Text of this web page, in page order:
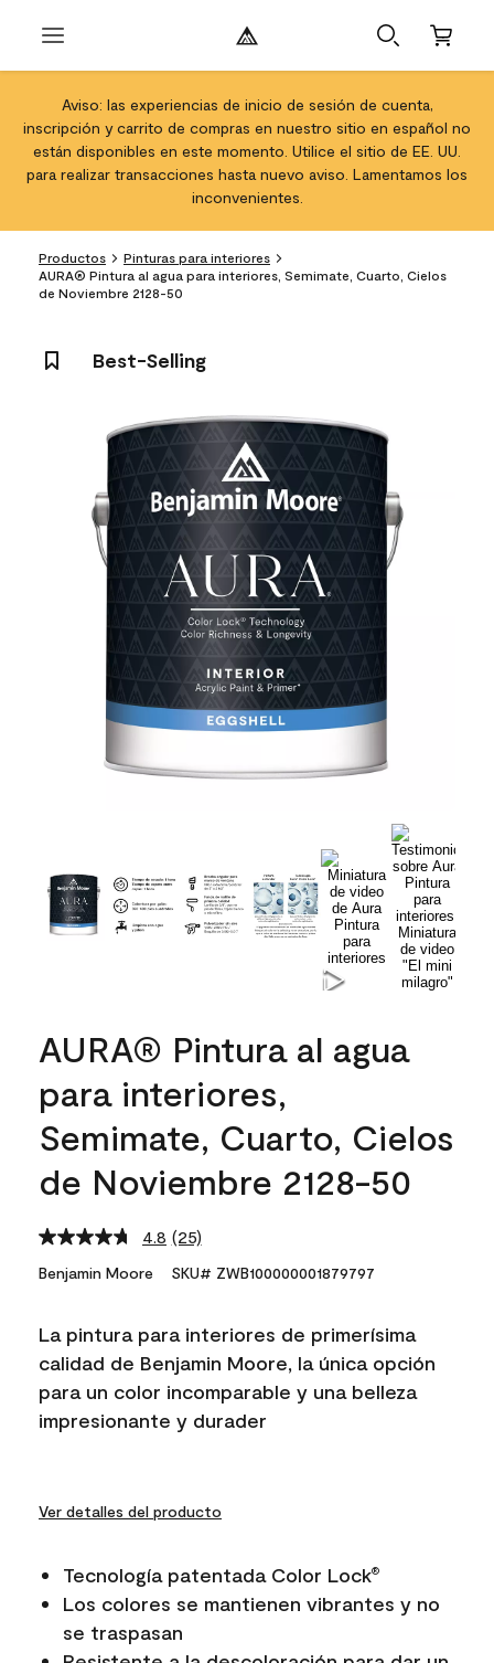
Aviso: las experiencias de inicio de sesión de cuenta,
inscripción y carrito de compras en nuestro sitio en español no
están disponibles en este momento. Utilice el sitio de EE. UU.
para realizar transacciones hasta nuevo aviso. Lamentamos los
inconvenientes.
Productos
Pinturas para interiores
AURA® Pintura al agua para interiores, Semimate, Cuarto, Cielos
de Noviembre 2128-50
Best-Selling
AURA® Pintura al agua
para interiores,
Semimate, Cuarto, Cielos
de Noviembre 2128-50
4.8 Read
25
Reviews.
link.
(25)
Benjamin Moore SKU# ZWB100000001879797
La pintura para interiores de primerísima
calidad de Benjamin Moore, la única opción
para un color incomparable y una belleza
impresionante y durader
Ver detalles del producto
Tecnología patentada Color Lock®
Los colores se mantienen vibrantes y no
se traspasan